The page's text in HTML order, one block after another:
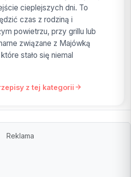
cieplejszych dni. To
czas z rodziną i
powietrzu, przy grillu lub
związane z Majówką
stało się niemal
z tej kategorii
Reklama